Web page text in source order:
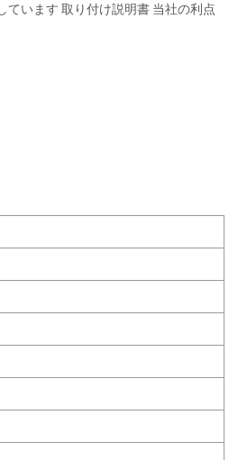
います 取り付け説明書 当社の利点